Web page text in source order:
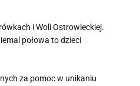
i Woli Ostrowieckiej.
połowa to dzieci
za pomoc w unikaniu